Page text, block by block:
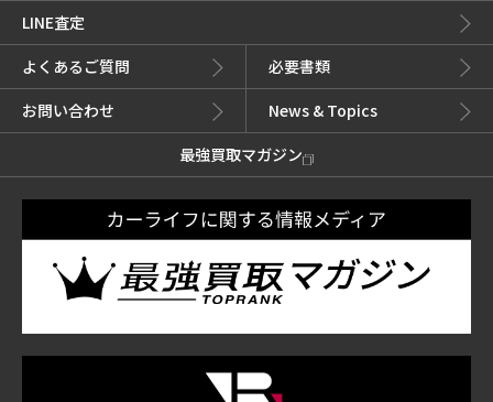
LINE査定
よくあるご質問
必要書類
お問い合わせ
News & Topics
最強買取マガジン